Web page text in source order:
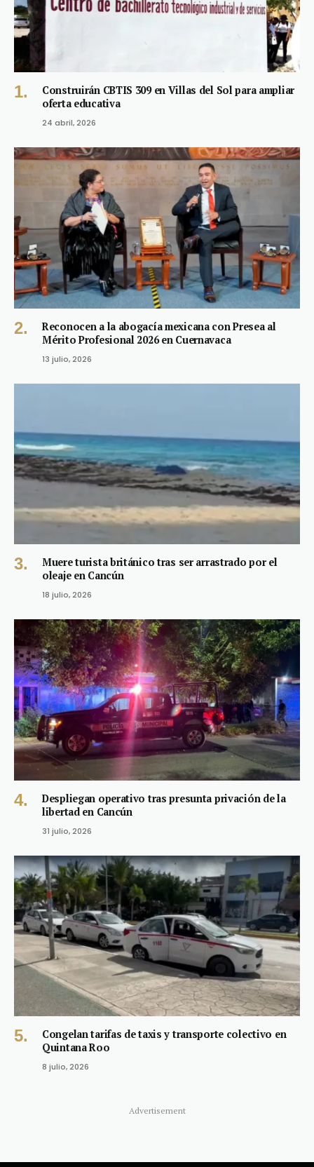
Construirán CBTIS 309 en Villas del Sol para ampliar
oferta educativa
24 abril, 2026
Reconocen a la abogacía mexicana con Presea al
Mérito Profesional 2026 en Cuernavaca
13 julio, 2026
Muere turista británico tras ser arrastrado por el
oleaje en Cancún
18 julio, 2026
Despliegan operativo tras presunta privación de la
libertad en Cancún
31 julio, 2026
Congelan tarifas de taxis y transporte colectivo en
Quintana Roo
8 julio, 2026
Advertisement